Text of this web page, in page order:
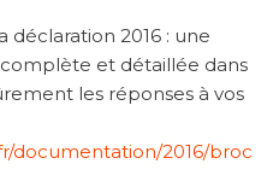
2016 : une
et détaillée dans
les réponses à vos
documentation/2016/broc